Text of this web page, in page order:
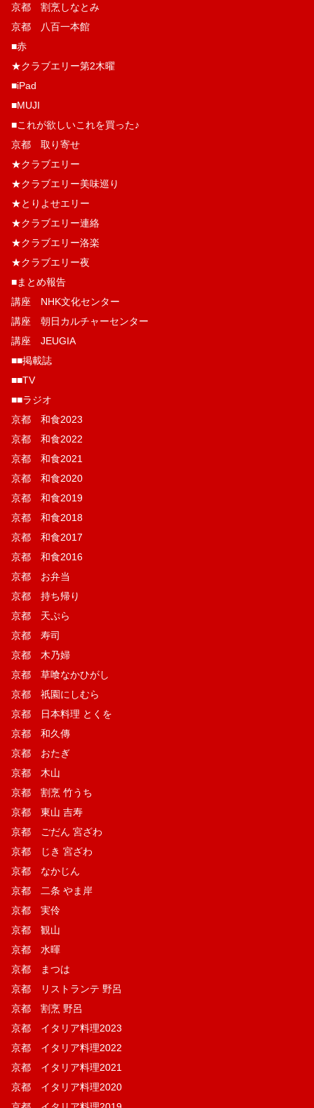
京都 割烹しなとみ
京都 八百一本館
■赤
★クラブエリー第2木曜
■iPad
■MUJI
■これが欲しいこれを買った♪
京都 取り寄せ
★クラブエリー
★クラブエリー美味巡り
★とりよせエリー
★クラブエリー連絡
★クラブエリー洛楽
★クラブエリー夜
■まとめ報告
講座 NHK文化センター
講座 朝日カルチャーセンター
講座 JEUGIA
■■掲載誌
■■TV
■■ラジオ
京都 和食2023
京都 和食2022
京都 和食2021
京都 和食2020
京都 和食2019
京都 和食2018
京都 和食2017
京都 和食2016
京都 お弁当
京都 持ち帰り
京都 天ぷら
京都 寿司
京都 木乃婦
京都 草喰なかひがし
京都 祇園にしむら
京都 日本料理 とくを
京都 和久傳
京都 おたぎ
京都 木山
京都 割烹 竹うち
京都 東山 吉寿
京都 ごだん 宮ざわ
京都 じき 宮ざわ
京都 なかじん
京都 二条 やま岸
京都 実伶
京都 観山
京都 水暉
京都 まつは
京都 リストランテ 野呂
京都 割烹 野呂
京都 イタリア料理2023
京都 イタリア料理2022
京都 イタリア料理2021
京都 イタリア料理2020